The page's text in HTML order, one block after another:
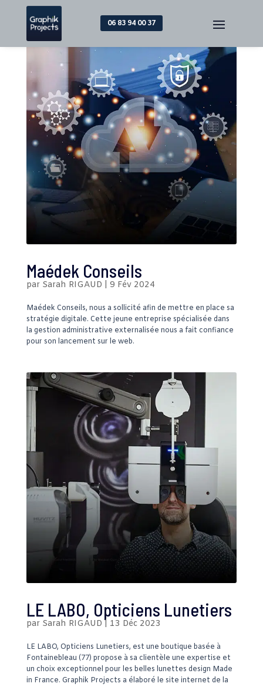
06 83 94 00 37
Maédek Conseils
par Sarah RIGAUD 9 Fév 2024
Maédek Conseils, nous a sollicité afin de mettre en place sa
stratégie digitale. Cette jeune entreprise spécialisée dans
la gestion administrative externalisée nous a fait confiance
pour son lancement sur le web.
LE LABO, Opticiens Lunetiers
par Sarah RIGAUD | 13 Déc 2023
LE LABO, Opticiens Lunetiers, est une boutique basée à
Fontainebleau (77) propose à sa clientèle une expertise et
un choix exceptionnel pour les belles lunettes design Made
in France. Graphik Projects a élaboré le site internet de la